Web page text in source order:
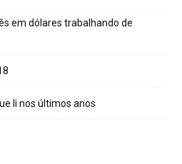
em dólares trabalhando de
li nos últimos anos